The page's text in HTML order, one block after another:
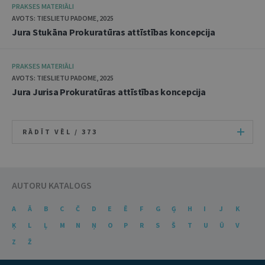
PRAKSES MATERIĀLI
AVOTS: TIESLIETU PADOME, 2025
Jura Stukāna Prokuratūras attīstības koncepcija
PRAKSES MATERIĀLI
AVOTS: TIESLIETU PADOME, 2025
Jura Jurisa Prokuratūras attīstības koncepcija
RĀDĪT VĒL / 373
AUTORU KATALOGS
A Ā B C Č D E Ē F G Ģ H I J
K
Ķ
L Ļ M N Ņ O P R S Š T U Ū
V
Z
Ž